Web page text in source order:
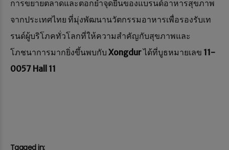
การขยายตลาดและตอกย้ำจุดยืนของแบรนด์อาหารสุขภาพ
จากประเทศไทย ที่มุ่งพัฒนานวัตกรรมอาหารเพื่อรองรับเท
รนด์ผู้บริโภคทั่วโลกที่ให้ความสำคัญกับสุขภาพและ
โภชนาการมากยิ่งขึ้นพบกับ Xongdurได้ที่บูธหมายเลข 11-
0057 Hall 11
Tagged in: